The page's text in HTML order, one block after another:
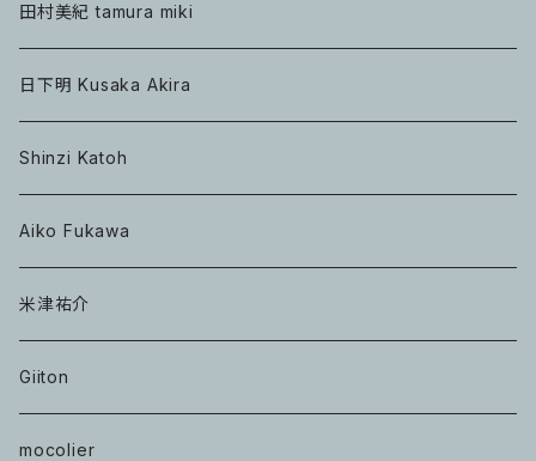
田村美紀 tamura miki
日下明 Kusaka Akira
Shinzi Katoh
Aiko Fukawa
米津祐介
Giiton
mocolier